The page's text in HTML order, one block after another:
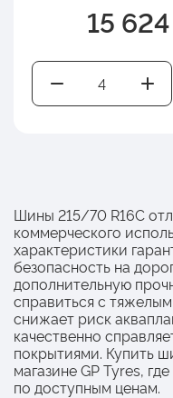
15
Шины 215/70 R16C
коммерческого
характеристики
безопасность на
дополнительную
справиться с
снижает риск
качественно
покрытиями. Купить
магазине GP Tyres,
по доступным ценам.